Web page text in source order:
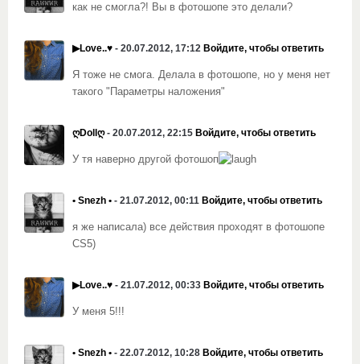
как не смогла?! Вы в фотошопе это делали?
▶Love..♥ - 20.07.2012, 17:12 Войдите, чтобы ответить
Я тоже не смога. Делала в фотошопе, но у меня нет
такого "Параметры наложения"
ღDollღ- 20.07.2012, 22:15 Войдите, чтобы ответить
У тя наверно другой фотошоп
• Snezh • - 21.07.2012, 00:11 Войдите, чтобы ответить
я же написала) все действия проходят в фотошопе
CS5)
▶Love..♥ - 21.07.2012, 00:33 Войдите, чтобы ответить
У меня 5!!!
• Snezh • - 22.07.2012, 10:28 Войдите, чтобы ответить